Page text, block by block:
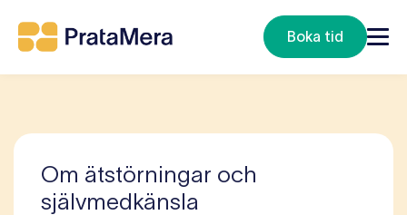
Boka tid
Om ätstörningar och
självmedkänsla